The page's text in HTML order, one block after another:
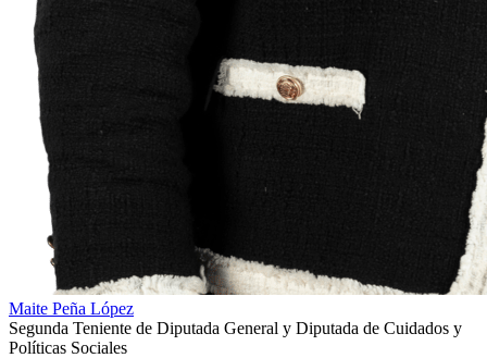
Maite Peña López
Segunda Teniente de Diputada General y Diputada de Cuidados y
Políticas Sociales